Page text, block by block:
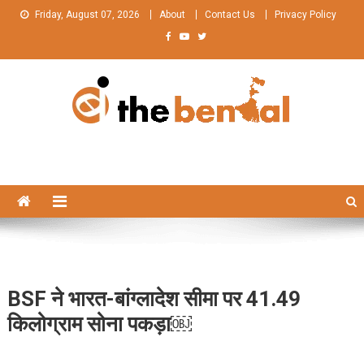
Friday, August 07, 2026 About Contact Us Privacy Policy
BSF ने भारत-बांग्लादेश सीमा पर 41.49
किलोग्राम सोना पकड़ा￼